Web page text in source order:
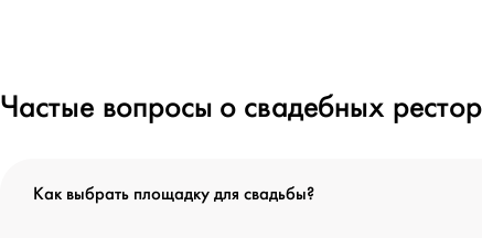
Частые вопросы о свадебных
Как выбрать площадку для свадьбы?